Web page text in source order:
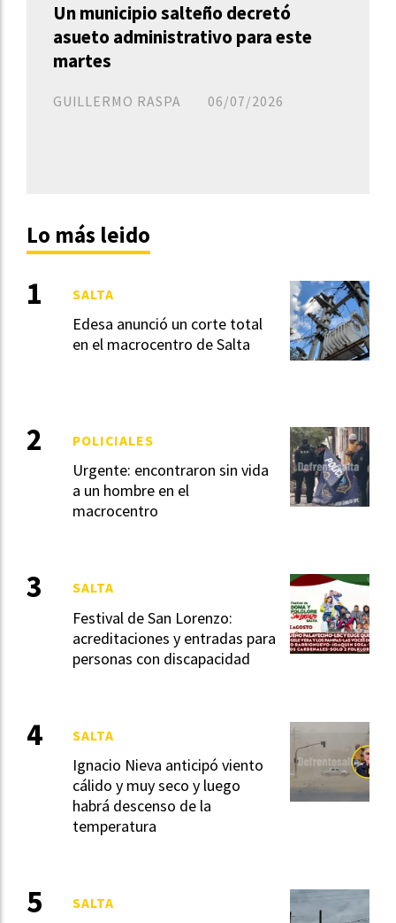
Un municipio salteño decretó
asueto administrativo para este
martes
GUILLERMO RASPA 06/07/2026
Lo más leido
Edesa anunció un corte total
en el macrocentro de Salta
SALTA
Urgente: encontraron sin vida
a un hombre en el
macrocentro
POLICIALES
Festival de San Lorenzo:
acreditaciones y entradas para
personas con discapacidad
SALTA
Ignacio Nieva anticipó viento
cálido y muy seco y luego
habrá descenso de la
temperatura
SALTA
SALTA